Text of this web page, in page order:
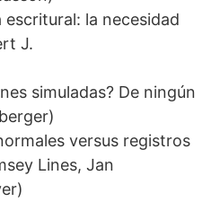
la necesidad
J.
simuladas? De ningún
versus registros
Lines, Jan